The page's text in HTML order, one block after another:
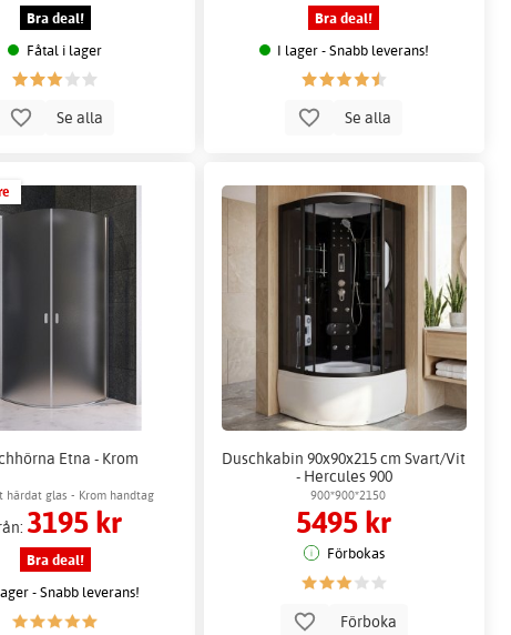
Bra deal!
Fåtal i lager
Se alla
Bra deal!
I lager - Snabb leverans!
Se alla
Etna - Krom
härdat glas - Krom handtag
3195 kr
Bra deal!
- Snabb leverans!
Duschkabin 90x90x215 cm Svart/Vit
- Hercules 900
900*900*2150
5495 kr
Förbokas
Förboka